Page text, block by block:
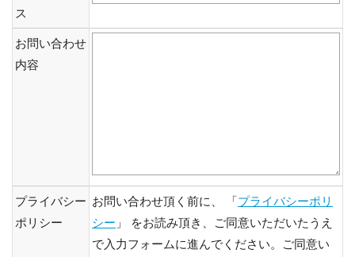
ス
お問い合わせ
内容
プライバシー
ポリシー
お問い合わせ頂く前に、 「プライバシーポリ
シー 」 をお読み頂き、ご同意いただいたうえ
で入力フォームに進んでください。ご同意い